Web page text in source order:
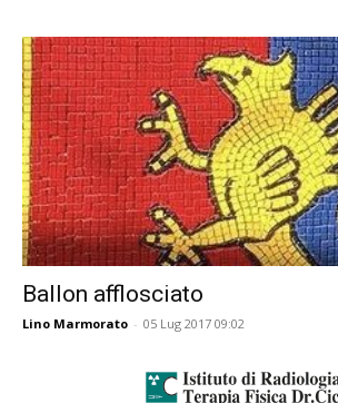
Ballon afflosciato
Lino Marmorato - 05 Lug 2017 09:02